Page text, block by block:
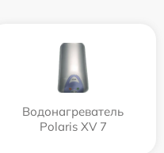
Водонагреватель
Polaris XV 7